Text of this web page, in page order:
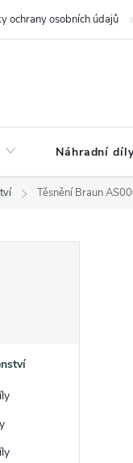
ochrany osobních údajů
Náhradní
Těsnění Braun